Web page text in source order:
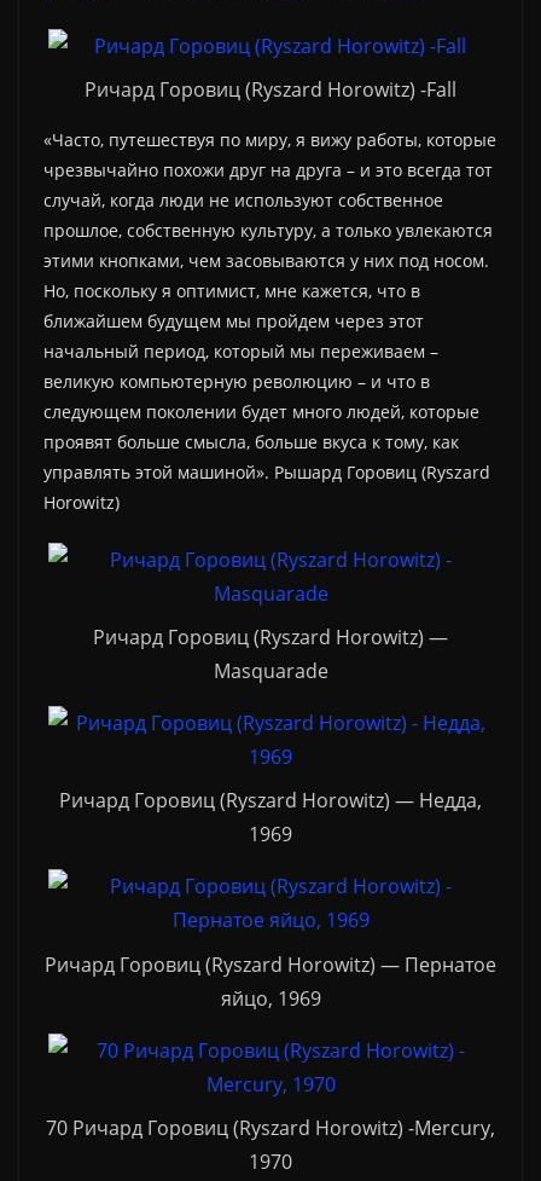
Ричард Горовиц (Ryszard Horowitz) -Fall
«Часто, путешествуя по миру, я вижу работы, которые
чрезвычайно похожи друг на друга – и это всегда тот
случай, когда люди не используют собственное
прошлое, собственную культуру, а только увлекаются
этими кнопками, чем засовываются у них под носом.
Но, поскольку я оптимист, мне кажется, что в
ближайшем будущем мы пройдем через этот
начальный период, который мы переживаем –
великую компьютерную революцию – и что в
следующем поколении будет много людей, которые
проявят больше смысла, больше вкуса к тому, как
управлять этой машиной». Рышард Горовиц (Ryszard
Horowitz)
Ричард Горовиц (Ryszard Horowitz) —
Masquarade
Ричард Горовиц (Ryszard Horowitz) — Недда,
1969
Ричард Горовиц (Ryszard Horowitz) — Пернатое
яйцо, 1969
70 Ричард Горовиц (Ryszard Horowitz) -Mercury,
1970